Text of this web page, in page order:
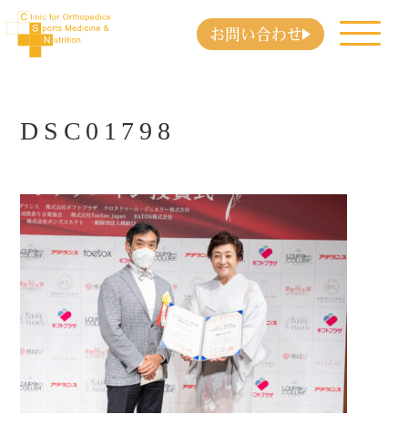
お問い合わせ
DSC01798